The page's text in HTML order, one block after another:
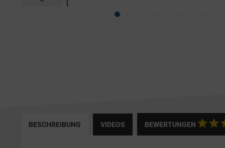
BESCHREIBUNG VIDEOS BEWERTUNGEN